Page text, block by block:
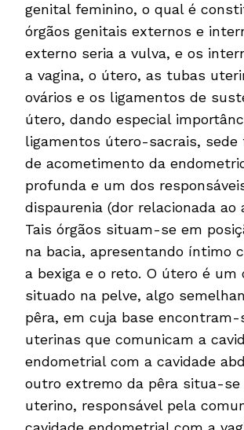
genital feminino, o qual é
órgãos genitais externos e
externo seria a vulva, e os
a vagina, o útero, as tubas
ovários e os ligamentos de
útero, dando especial
ligamentos útero-sacrais, sede
de acometimento da
profunda e um dos
dispaurenia (dor relacionada ao
Tais órgãos situam-se em
na bacia, apresentando íntimo
a bexiga e o reto. O útero é um
situado na pelve, algo
pêra, em cuja base
uterinas que comunicam a
endometrial com a cavidade
outro extremo da pêra situa-se
uterino, responsável pela